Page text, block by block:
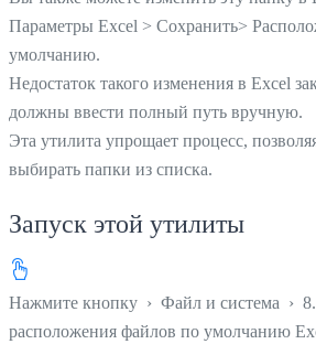
Параметры Excel > Сохранить>
умолчанию.
Недостаток такого изменения в Excel
должны ввести полный путь вручную.
Эта утилита упрощает процесс,
выбирать папки из списка.
Запуск этой утилиты
Нажмите кнопку › Файл и система ›
расположения файлов по умолчанию